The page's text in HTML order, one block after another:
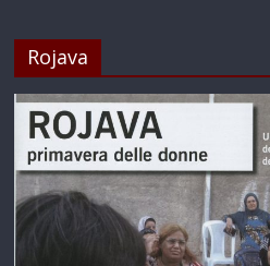
Rojava